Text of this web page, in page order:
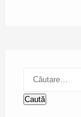
Caută